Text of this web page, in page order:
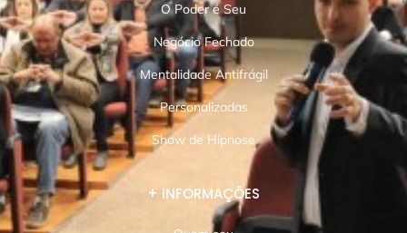
O Poder é Seu
Negócio Fechado
Mentalidade Antifrágil
Personalizadas
Show de Hipnose
+ INFORMAÇÕES